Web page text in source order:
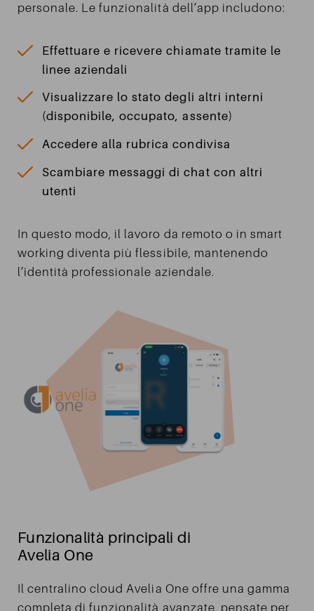
personale. Le funzionalità dell’app includono:
Effettuare e ricevere chiamate tramite le
linee aziendali
Visualizzare lo stato degli altri interni
(disponibile, occupato, assente)
Accedere alla rubrica condivisa
Scambiare messaggi di chat con altri
utenti
In questo modo, il lavoro da remoto o in smart
working diventa più flessibile, mantenendo
l’identità professionale aziendale.
Funzionalità principali di
Avelia One
Il centralino cloud Avelia One offre una gamma
completa di funzionalità avanzate, pensate per